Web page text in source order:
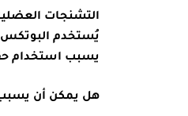
التشنجات
يُستخدم البوتكس
يسبب استخدام
هل يمكن أن